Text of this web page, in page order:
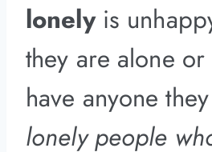
lonelyis
they are alone
have anyone
lonely people